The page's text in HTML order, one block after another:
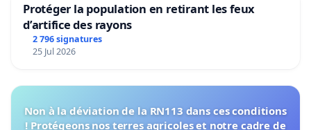
Protéger la population en retirant les feux
d’artifice des rayons
2 796 signatures
25 Jul 2026
Non à la déviation de la RN113 dans ces conditions
! Protégeons nos terres agricoles et notre cadre de